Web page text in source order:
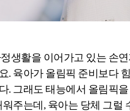
생활을 이어가고 있는 손
. 육아가 올림픽 준비보다
. 그래도 태능에서 올림픽을
주는데, 육아는 당체 그럴